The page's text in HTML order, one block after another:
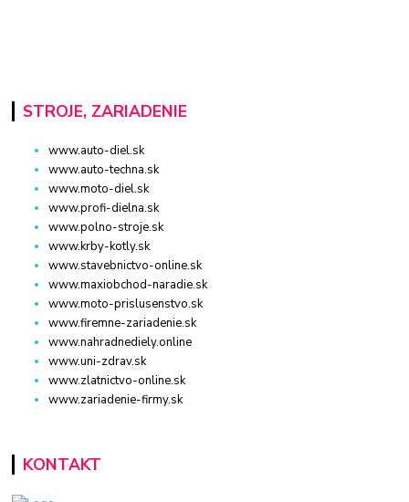
STROJE, ZARIADENIE
www.auto-diel.sk
www.auto-techna.sk
www.moto-diel.sk
www.profi-dielna.sk
www.polno-stroje.sk
www.krby-kotly.sk
www.stavebnictvo-online.sk
www.maxiobchod-naradie.sk
www.moto-prislusenstvo.sk
www.firemne-zariadenie.sk
www.nahradnediely.online
www.uni-zdrav.sk
www.zlatnictvo-online.sk
www.zariadenie-firmy.sk
KONTAKT